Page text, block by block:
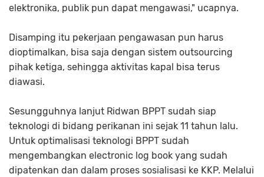
elektronika, publik pun dapat mengawasi," ucapnya.
Disamping itu pekerjaan pengawasan pun harus
dioptimalkan, bisa saja dengan sistem outsourcing
pihak ketiga, sehingga aktivitas kapal bisa terus
diawasi.
Sesungguhnya lanjut Ridwan BPPT sudah siap
teknologi di bidang perikanan ini sejak 11 tahun lalu.
Untuk optimalisasi teknologi BPPT sudah
mengembangkan electronic log book yang sudah
dipatenkan dan dalam proses sosialisasi ke KKP. Melalui